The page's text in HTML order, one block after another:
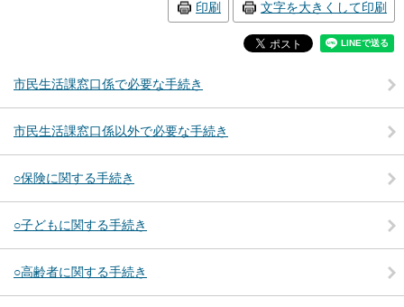
印刷 文字を大きくして印刷
市民生活課窓口係で必要な手続き
市民生活課窓口係以外で必要な手続き
○保険に関する手続き
○子どもに関する手続き
○高齢者に関する手続き